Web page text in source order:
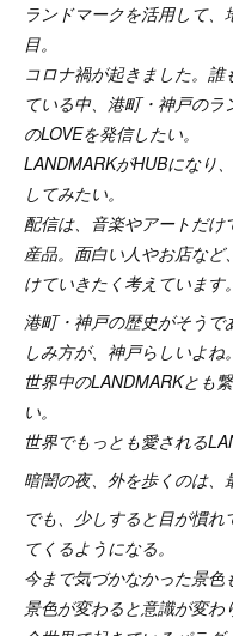
ランドマークを活用して
目。
コロナ禍が起きました。
ている中、 港町・神戸のラ
のLOVEを発信したい。
LANDMARKがHUBになり
してみたい。
配信は、音楽やアートだ
産品。面白い人やお店な
けていきたく考えています。
港町・神戸の歴史がそう
しみ方が、 神戸らしいよね
世界中のLANDMARKとも
い。
世界でもっとも愛される
暗闇の夜、外を歩くのは、
でも、少しすると目が慣
てくるようになる。
今まで気づかなかった景色
景色が変わると意識が変わ